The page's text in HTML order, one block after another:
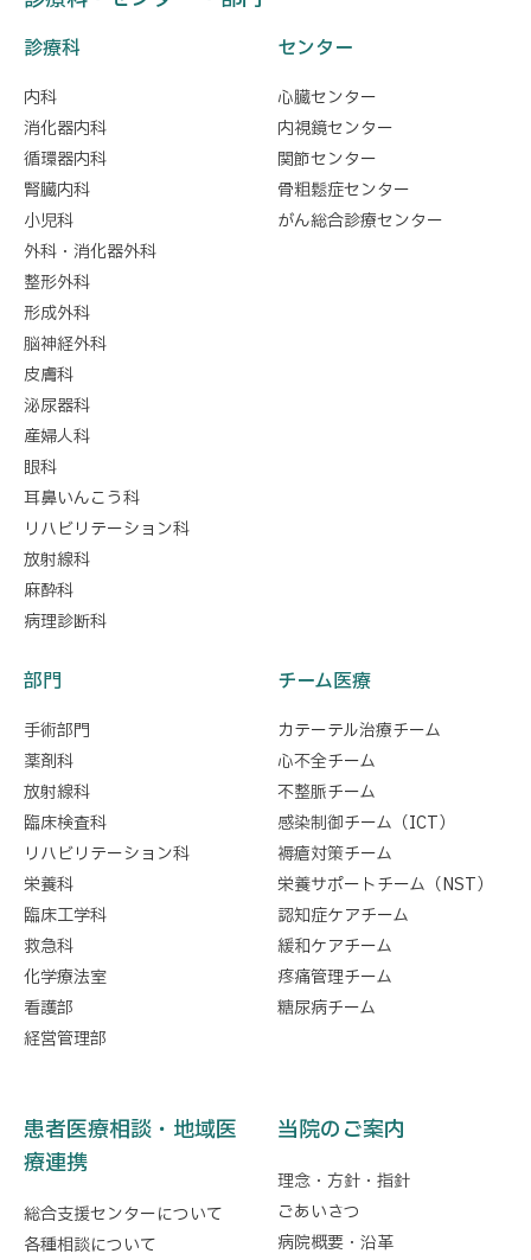
診療科
内科
消化器内科
循環器内科
腎臓内科
小児科
外科・消化器外科
整形外科
形成外科
脳神経外科
皮膚科
泌尿器科
産婦人科
眼科
耳鼻いんこう科
リハビリテーション科
放射線科
麻酔科
病理診断科
センター
心臓センター
内視鏡センター
関節センター
骨粗鬆症センター
がん総合診療センター
部門
手術部門
薬剤科
放射線科
臨床検査科
リハビリテーション科
栄養科
臨床工学科
救急科
化学療法室
看護部
経営管理部
チーム医療
カテーテル治療チーム
心不全チーム
不整脈チーム
感染制御チーム（ICT）
褥瘡対策チーム
栄養サポートチーム（NST）
認知症ケアチーム
緩和ケアチーム
疼痛管理チーム
糖尿病チーム
患者医療相談・地域医
療連携
総合支援センターについて
各種相談について
当院のご案内
理念・方針・指針
ごあいさつ
病院概要・沿革